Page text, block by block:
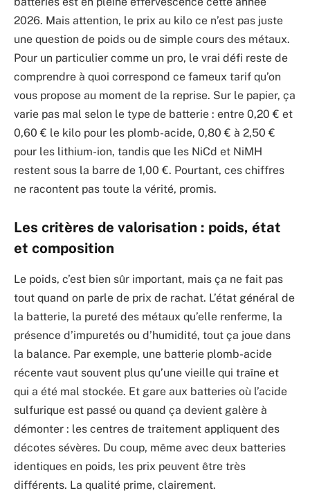
2026. Mais attention, le prix au kilo ce n’est pas juste
une question de poids ou de simple cours des métaux.
Pour un particulier comme un pro, le vrai défi reste de
comprendre à quoi correspond ce fameux tarif qu’on
vous propose au moment de la reprise. Sur le papier, ça
varie pas mal selon le type de batterie : entre 0,20 € et
0,60 € le kilo pour les plomb-acide, 0,80 € à 2,50 €
pour les lithium-ion, tandis que les NiCd et NiMH
restent sous la barre de 1,00 €. Pourtant, ces chiffres
ne racontent pas toute la vérité, promis.
Les critères de valorisation : poids, état
et composition
Le poids, c’est bien sûr important, mais ça ne fait pas
tout quand on parle de prix de rachat. L’état général de
la batterie, la pureté des métaux qu’elle renferme, la
présence d’impuretés ou d’humidité, tout ça joue dans
la balance. Par exemple, une batterie plomb-acide
récente vaut souvent plus qu’une vieille qui traîne et
qui a été mal stockée. Et gare aux batteries où l’acide
sulfurique est passé ou quand ça devient galère à
démonter : les centres de traitement appliquent des
décotes sévères. Du coup, même avec deux batteries
identiques en poids, les prix peuvent être très
différents. La qualité prime, clairement.